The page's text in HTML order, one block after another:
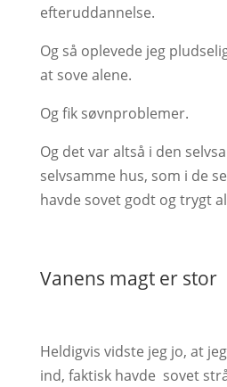
efteruddannelse.
Og så oplevede jeg
at sove alene.
Og fik søvnproblemer.
Og det var altså i den
selvsamme hus, som i de
havde sovet godt og trygt
Vanens magt er stor
Heldigvis vidste jeg jo, at
ind, faktisk havde sovet